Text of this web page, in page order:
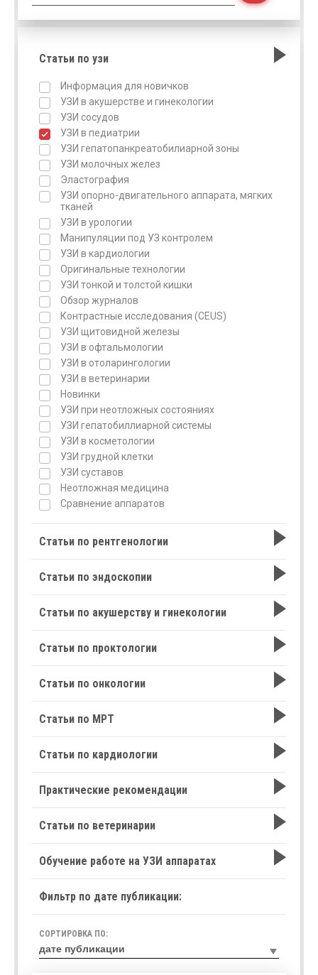
Статьи по узи
Информация для новичков
УЗИ в акушерстве и гинекологии
УЗИ сосудов
УЗИ в педиатрии
УЗИ гепатопанкреатобилиарной зоны
УЗИ молочных желез
Эластография
УЗИ опорно-двигательного аппарата, мягких
тканей
УЗИ в урологии
Манипуляции под УЗ контролем
УЗИ в кардиологии
Оригинальные технологии
УЗИ тонкой и толстой кишки
Обзор журналов
Контрастные исследования (CEUS)
УЗИ щитовидной железы
УЗИ в офтальмологии
УЗИ в отоларингологии
УЗИ в ветеринарии
Новинки
УЗИ при неотложных состояниях
УЗИ гепатобиллиарной системы
УЗИ в косметологии
УЗИ грудной клетки
УЗИ суставов
Неотложная медицина
Сравнение аппаратов
Статьи по рентгенологии
Статьи по эндоскопии
Статьи по акушерству и гинекологии
Статьи по проктологии
Статьи по онкологии
Статьи по МРТ
Статьи по кардиологии
Практические рекомендации
Статьи по ветеринарии
Обучение работе на УЗИ аппаратах
Фильтр по дате публикации:
СОРТИРОВКА ПО: